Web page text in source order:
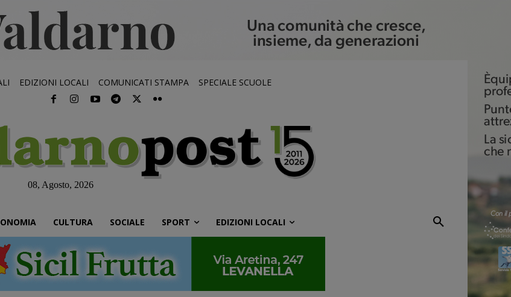
EDIZIONI LOCALI COMUNICATI STAMPA SPECIALE SCUOLE
08, Agosto, 2026
CULTURA SOCIALE SPORT EDIZIONI LOCALI